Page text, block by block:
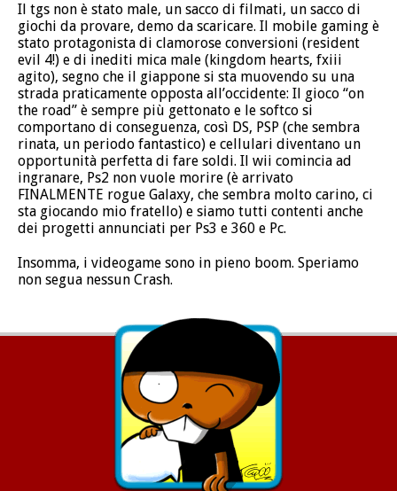
Il tgs non è stato male, un sacco di filmati, un sacco di
giochi da provare, demo da scaricare. Il mobile gaming è
stato protagonista di clamorose conversioni (resident
evil 4!) e di inediti mica male (kingdom hearts, fxiii
agito), segno che il giappone si sta muovendo su una
strada praticamente opposta all’occidente: Il gioco “on
the road” è sempre più gettonato e le softco si
comportano di conseguenza, così DS, PSP (che sembra
rinata, un periodo fantastico) e cellulari diventano un
opportunità perfetta di fare soldi. Il wii comincia ad
ingranare, Ps2 non vuole morire (è arrivato
FINALMENTE rogue Galaxy, che sembra molto carino, ci
sta giocando mio fratello) e siamo tutti contenti anche
dei progetti annunciati per Ps3 e 360 e Pc.
Insomma, i videogame sono in pieno boom. Speriamo
non segua nessun Crash.